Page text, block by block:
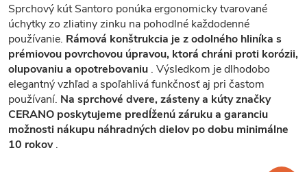
Sprchový kút Santoro ponúka ergonomicky tvarované
úchytky zo zliatiny zinku na pohodlné každodenné
používanie. Rámová konštrukcia je z odolného hliníka s
prémiovou povrchovou úpravou, ktorá chráni proti korózii,
olupovaniu a opotrebovaniu . Výsledkom je dlhodobo
elegantný vzhľad a spoľahlivá funkčnosť aj pri častom
používaní. Na sprchové dvere, zásteny a kúty značky
CERANO poskytujeme predĺženú záruku a garanciu
možnosti nákupu náhradných dielov po dobu minimálne
10 rokov.